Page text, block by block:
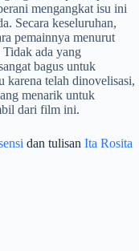
mengangkat isu ini
Secara keseluruhan,
pemainnya menurut
Tidak ada yang
bagus untuk
karena telah dinovelisasi,
menarik untuk
dari film ini.
dan tulisan Ita Rosita